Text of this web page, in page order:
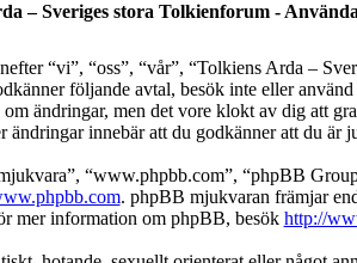
– Sveriges stora Tolkienforum -
“vi”, “oss”, “vår”, “Tolkiens Arda –
följande avtal, besök inte eller
ändringar, men det vore klokt av dig att
innebär att du godkänner att du är
“www.phpbb.com”, “phpBB
. phpBB mjukvaran främjar
mer information om phpBB, besök http://